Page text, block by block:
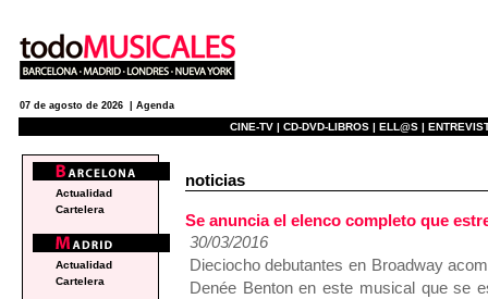
07 de agosto de 2026 | Agenda
CINE-TV | CD-DVD-LIBROS | ELL@S |
noticias
Se anuncia el elenco completo que
30/03/2016
Dieciocho debutantes en Broadway
Denée Benton en este musical que se
Actualidad
Cartelera
Actualidad
Cartelera